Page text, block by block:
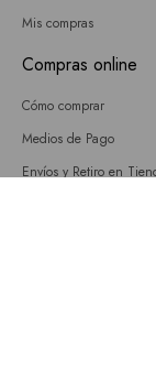
Mis compras
Compras online
Cómo comprar
Medios de Pago
Envíos y Retiro en